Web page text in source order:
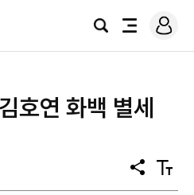
검
전
로
그
호연 화백 별세
공
유
텍
스